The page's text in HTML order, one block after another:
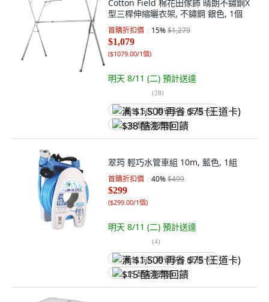
Cotton Field 棉花田傢飾 晴朗不鏽鋼X
型三桿伸縮曬衣架, 不鏽鋼 銀色, 1個
首購折扣價 15%$1,279
$1,079
($1079.00/1個)
明天 8/11 (二) 預計送達
(28)
满 $1,500 再省 $75 (王道卡)
$38 酷澎幣回饋
翠筠 輕巧水管車組 10m, 藍色, 1組
首購折扣價 40%$499
$299
($299.00/1個)
明天 8/11 (二) 預計送達
(4)
满 $1,500 再省 $75 (王道卡)
$15 酷澎幣回饋